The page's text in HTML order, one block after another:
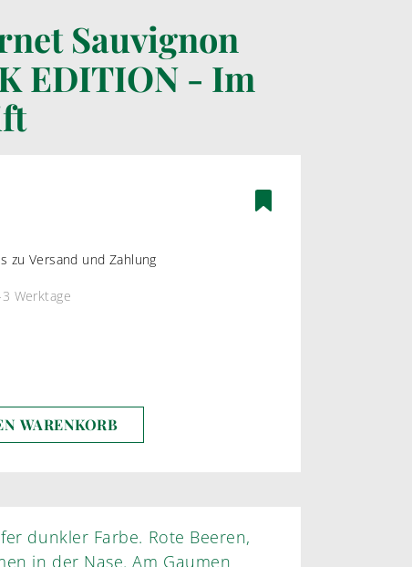
Sauvignon
EDITION - Im
zu Versand und Zahlung
Werktage
WARENKORB
dunkler Farbe. Rote Beeren,